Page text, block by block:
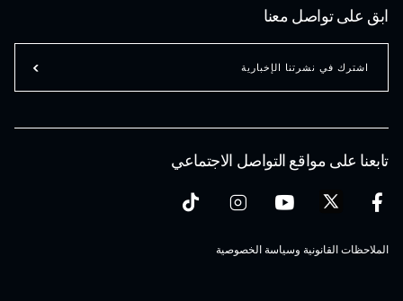
تابعنا على مواقع التواصل الاجتماعي
الملاحظات القانونية وسياسة الخصوصية
ابق على تواصل معنا
اشترك في نشرتنا الإخبارية